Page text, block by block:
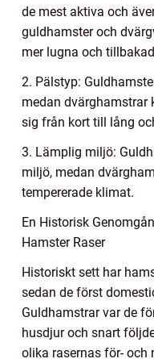
de mest aktiva och
guldhamster och
mer lugna och
2. Pälstyp:
medan dvärghamstrar
sig från kort till lång
3. Lämplig miljö:
miljö, medan
tempererade klimat.
En Historisk
Hamster Raser
Historiskt sett har
sedan de först
Guldhamstrar var de
husdjur och snart
olika rasernas för- och